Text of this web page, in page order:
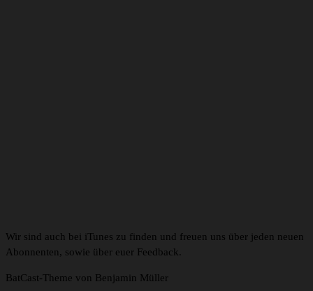
Wir sind auch bei iTunes zu finden und freuen uns über jeden neuen
Abonnenten, sowie über euer Feedback.
BatCast-Theme von Benjamin Müller